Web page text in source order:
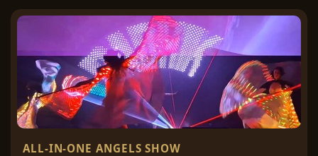
ALL-IN-ONE ANGELS SHOW